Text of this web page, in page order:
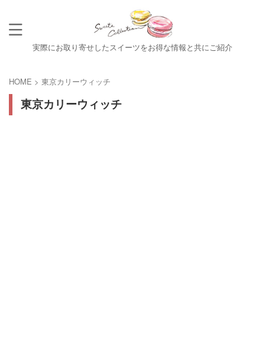
実際にお取り寄せしたスイーツをお得な情報と共にご紹介
HOME > 東京カリーウィッチ
東京カリーウィッチ